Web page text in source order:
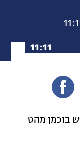
1:11
בוכמן מהט